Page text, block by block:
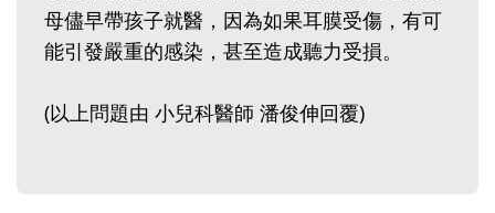
母儘早帶孩子就醫，因為如果耳膜受傷，有可
能引發嚴重的感染，甚至造成聽力受損。
(以上問題由 小兒科醫師 潘俊伸回覆)